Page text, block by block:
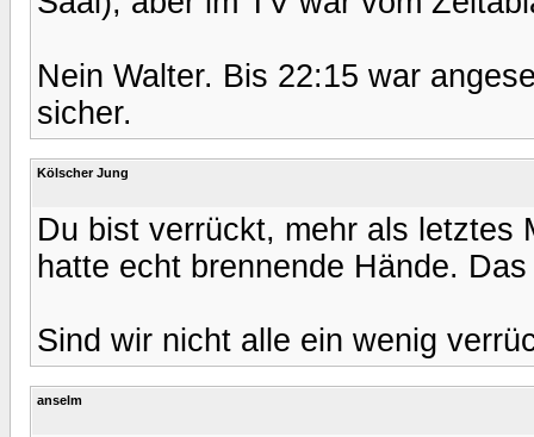
Nein Walter. Bis 22:15 war
sicher.
Kölscher Jung
Du bist verrückt, mehr als letztes
hatte echt brennende Hände.
Sind wir nicht alle ein wenig
anselm